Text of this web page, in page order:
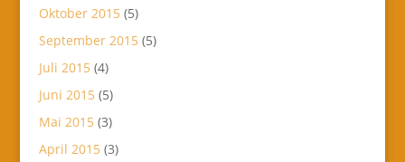
Oktober 2015 (5)
September 2015 (5)
Juli 2015 (4)
Juni 2015 (5)
Mai 2015 (3)
April 2015 (3)